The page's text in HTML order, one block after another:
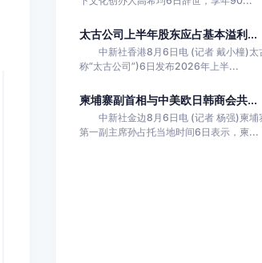
太古公司上半年股东应占基本溢利...
中新社香港8月6日电 (记者 戴小橦)太
称“太古公司”)6日发布2026年上半...
柬埔寨副首相与中美欧日韩商会共...
中新社金边8月6日电 (记者 杨强)柬埔
第一副主席孙占托当地时间6日表示，柬...